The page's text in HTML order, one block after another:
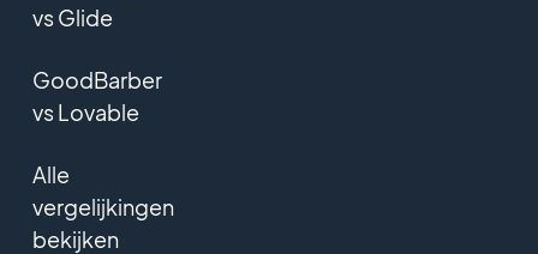
vs Glide
GoodBarber
vs Lovable
Alle
vergelijkingen
bekijken